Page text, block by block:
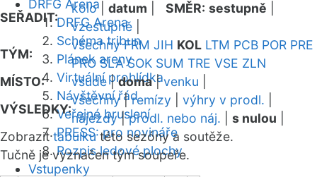
DRFG Arena
DRFG Arena
Schéma tribun
Plánek areny
Virtuální prohlídka
Návštěvní řád
Veřejné bruslení
PRESS: pro novináře
Rozpis ledové plochy
Vstupenky
SEŘADIT:
kolo| datum SMĚR: sestupně
vzestupně
TÝM:
všechny FRM JIH KOL LTM PCB POR PRE
PRO SLA SOK SUM TRE VSE ZLN
MÍSTO:
všude|doma|venku
VÝSLEDKY:
všechny|remízy výhry v prodl.
nájezdy|prodl. nebo náj. s nulou
Zobrazittabulkutéto sezóny a soutěže.
Tučně je vyznačen tým soupeře.